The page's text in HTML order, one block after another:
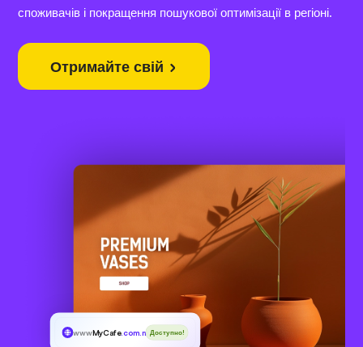
споживачів і покращення пошукової оптимізації в регіоні.
Отримайте свій
wwwMyCafe.com.mxДоступно!